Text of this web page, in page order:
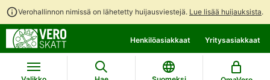
Verohallinnon nimissä on lähetetty huijausviestejä. Lue lisää huijauksista.
suoraan
sisältöön
koko
sivuston
hakuun
Henkilöasiakkaat Yritysasiakkaat